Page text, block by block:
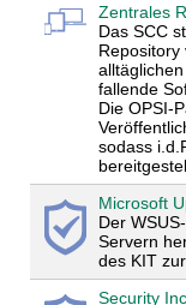
Zentrales
Das SCC
Repository
fallende
Die OPSI-
sodass
Microsoft
Der
Servern
des KIT
Security